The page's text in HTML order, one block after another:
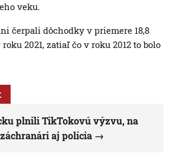
veku.
čerpali dôchodky v priemere 18,8
2021, zatiaľ čo v roku 2012 to bolo
plnili TikTokovú výzvu, na
aj polícia